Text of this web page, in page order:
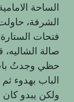
الساحة
الشرفة،
فتحات
صالة
حظي وجدتُ
الباب بهدوء
ولكن يبدو